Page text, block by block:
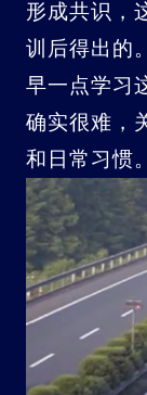
形成共识，
训后得出的。
早一点学习
确实很难，
和日常习惯。